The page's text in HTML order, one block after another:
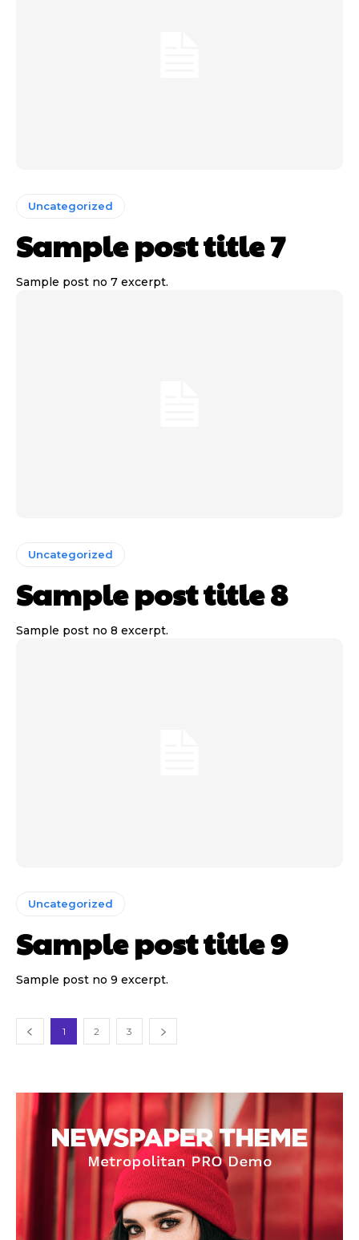
Uncategorized
Sample post title 7
Sample post no 7 excerpt.
Uncategorized
Sample post title 8
Sample post no 8 excerpt.
Uncategorized
Sample post title 9
Sample post no 9 excerpt.
1 2 3